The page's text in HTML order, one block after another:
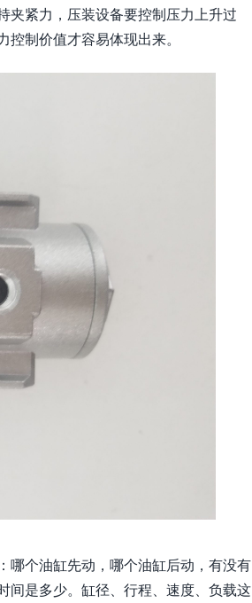
夹紧力，压装设备要控制压力上升过
制价值才容易体现出来。
哪个油缸先动，哪个油缸后动，有没有
间是多少。缸径、行程、速度、负载这